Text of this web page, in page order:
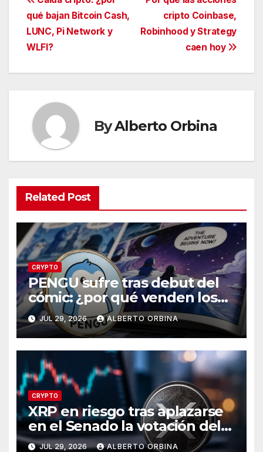
de
entradas
cripto Coinbase,
Robinhood y Strategy
caen hoy
qué bajan Bitcoin Cash,
LUNC, Pi Network y
WLFI?
ByAlberto Orbina
Related Post
CRYPTO
PENGU sufre tras debut del
cómic: ¿por qué venden los
traders?
JUL 29, 2026 ALBERTO ORBINA
CRYPTO
XRP en riesgo tras aplazarse
en el Senado la votación del
CLARITY Act?
JUL 29, 2026 ALBERTO ORBINA